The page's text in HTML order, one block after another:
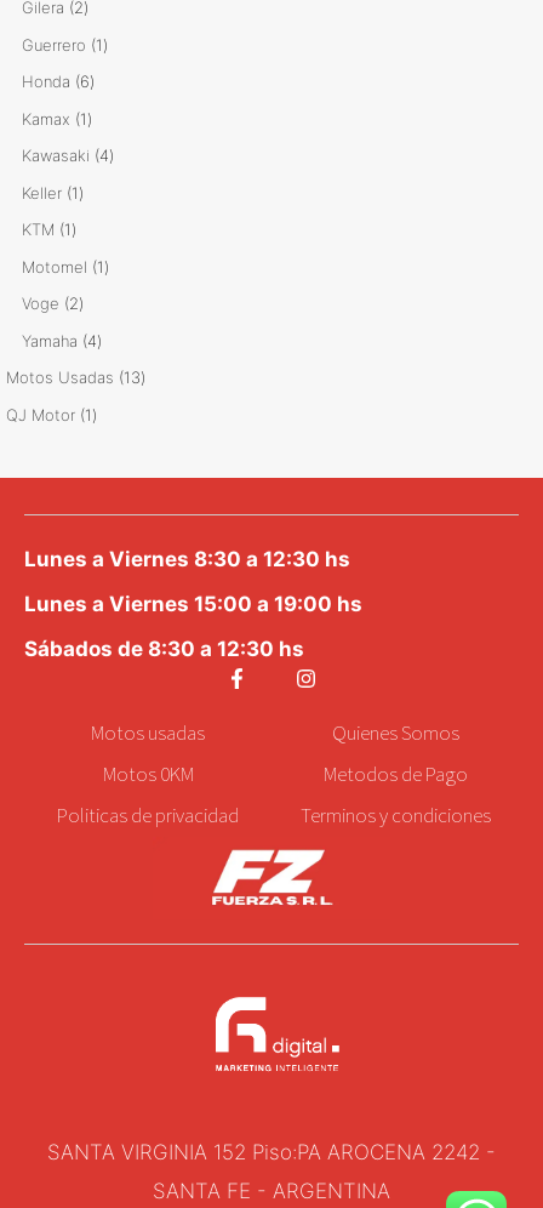
Gilera 22
productos
Guerrero 11
Honda 66
productos
Kamax 11
producto
Kawasaki 44
Keller 11
KTM 11
producto
Motomel 11
Voge 22
productos
Yamaha 44
productos
Motos Usadas 1313
QJ Motor 11
Lunes a Viernes 8:30 a 12:30 hs
Lunes a Viernes 15:00 a 19:00 hs
Sábados de 8:30 a 12:30 hs
Motosusadas
Motos 0KM
Politicas de privacidad
Quienes Somos
Metodos de Pago
Terminos y condiciones
SANTA VIRGINIA 152 Piso:PA AROCENA 2242 -
SANTA FE - ARGENTINA